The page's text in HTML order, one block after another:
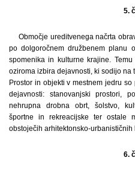
5.
Območje ureditvenega načrta
po dolgoročnem družbenem planu
spomenika in kulturne krajine.
oziroma izbira dejavnosti, ki sodijo na
Prostor in objekti v mestnem jedru
dejavnosti: stanovanjski prostori,
nehrupna drobna obrt, šolstvo,
športne in rekreacijske ter ostale
obstoječih arhitektonsko-urbanističnih
6.